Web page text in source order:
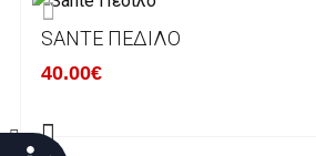
αντικατάστασή του με άλλο
προιόν.
Βασική προυπόθεση για την
να μην έχει επέλθει καμία
SANTE ΠΈΔΙΛΟ
40.00€